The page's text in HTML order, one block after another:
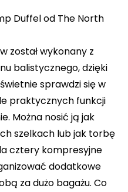
Duffel od The North
został wykonany z
balistycznego, dzięki
sprawdzi się w
praktycznych funkcji
Można nosić ją jak
szelkach lub jak torbę
cztery kompresyjne
dodatkowe
za dużo bagażu. Co